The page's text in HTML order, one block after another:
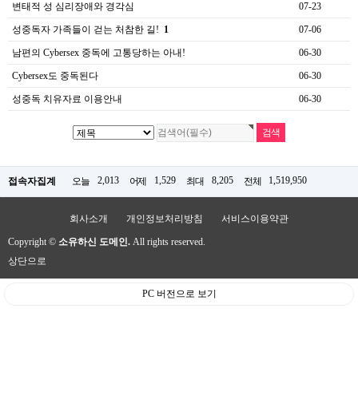
변태적 성 심리장애와 경각심 07-23
성중독자 가족들이 걷는 처참한 길! 1 07-06
남편의 Cybersex 중독에 고통당하는 아내! 06-30
Cybersex도 중독된다 06-30
성중독 치유자료 이용안내 06-30
접속자집계 오늘 2,013 어제 1,529 최대 8,205 전체 1,519,950
회사소개 개인정보처리방침 서비스이용약관
Copyright © 소유하신 도메인. All rights reserved.
상단으로
PC 버전으로 보기